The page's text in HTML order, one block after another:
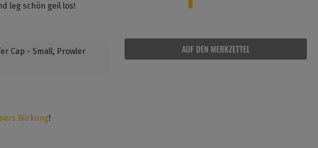
AUF DEN MERKZETTEL
leg schön geil los!
Cap - Small, Prowler
Wirkung!